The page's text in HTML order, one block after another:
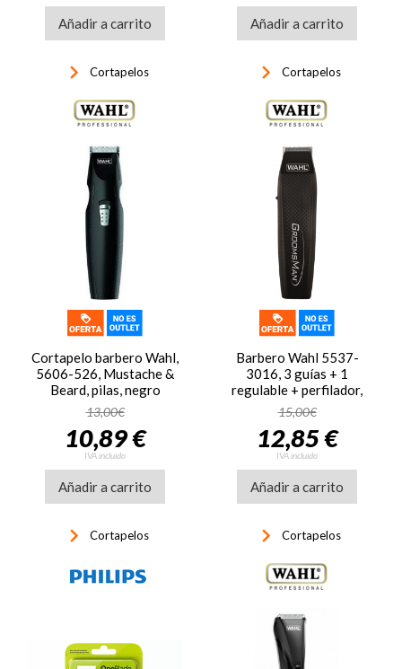
Añadir a carrito
keyboard_arrow_right Cortapelos
Añadir a carrito
keyboard_arrow_right Cortapelos
Cortapelo barbero Wahl,
5606-526, Mustache &
Beard, pilas, negro
13,00€
10,89 €
IVA incluido
Añadir a carrito
keyboard_arrow_right Cortapelos
Barbero Wahl 5537-
3016, 3 guías + 1
regulable + perfilador,
negro
15,00€
12,85 €
IVA incluido
Añadir a carrito
keyboard_arrow_right Cortapelos